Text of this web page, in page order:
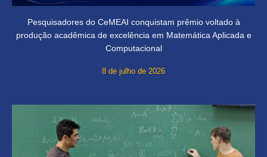
Pesquisadores do CeMEAI conquistam prêmio voltado à
produção acadêmica de excelência em Matemática Aplicada e
Computacional
8 de julho de 2026